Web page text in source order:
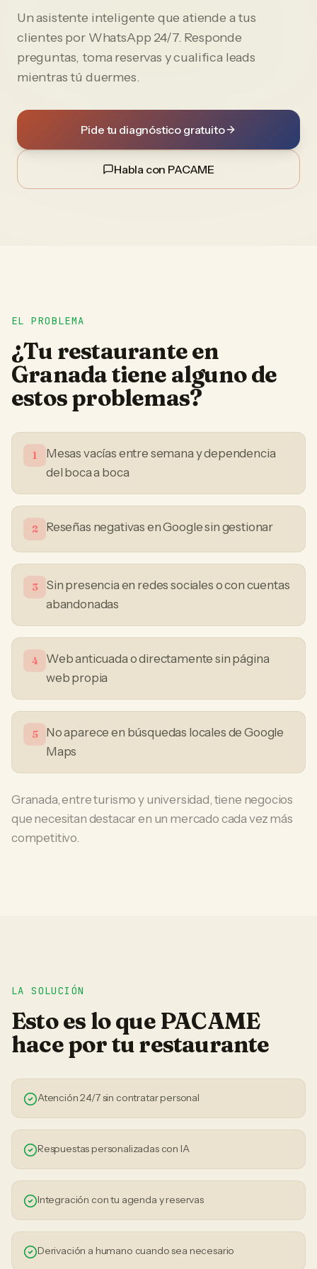
Un asistente inteligente que atiende a tus
clientes por WhatsApp 24/7. Responde
preguntas, toma reservas y cualifica leads
mientras tú duermes.
Pide tu diagnóstico gratuito
Habla con PACAME
EL PROBLEMA
¿Tu restauranteen
Granadatiene alguno de
estos problemas?
1
Mesas vacías entre semana y dependencia
del boca a boca
2 Reseñas negativas en Google sin gestionar
3
Sin presencia en redes sociales o con cuentas
abandonadas
4
Web anticuada o directamente sin página
web propia
5
No aparece en búsquedas locales de Google
Maps
Granada, entre turismo y universidad, tiene negocios
que necesitan destacar en un mercado cada vez más
competitivo.
LA SOLUCIÓN
Esto es lo que PACAME
hace por turestaurante
Atención 24/7 sin contratar personal
Respuestas personalizadas con IA
Integración con tu agenda y reservas
Derivación a humano cuando sea necesario